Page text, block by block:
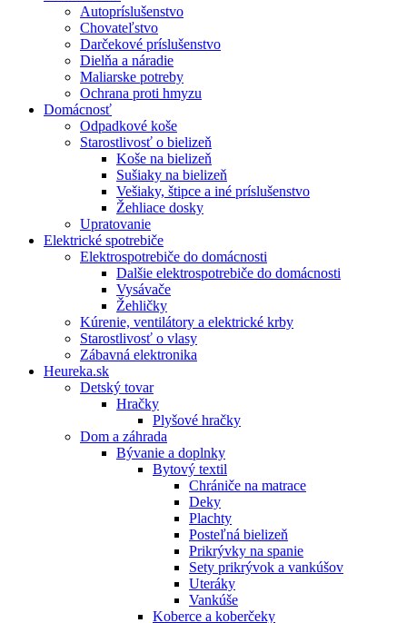
Autopríslušenstvo
Chovateľstvo
Darčekové príslušenstvo
Dielňa a náradie
Maliarske potreby
Ochrana proti hmyzu
Domácnosť
Odpadkové koše
Starostlivosť o bielizeň
Koše na bielizeň
Sušiaky na bielizeň
Vešiaky, štipce a iné príslušenstvo
Žehliace dosky
Upratovanie
Elektrické spotrebiče
Elektrospotrebiče do domácnosti
Dalšie elektrospotrebiče do domácnosti
Vysávače
Žehličky
Kúrenie, ventilátory a elektrické krby
Starostlivosť o vlasy
Zábavná elektronika
Heureka.sk
Detský tovar
Hračky
Plyšové hračky
Dom a záhrada
Bývanie a doplnky
Bytový textil
Chrániče na matrace
Deky
Plachty
Posteľná bielizeň
Prikrývky na spanie
Sety prikrývok a vankúšov
Uteráky
Vankúše
Koberce a koberčeky